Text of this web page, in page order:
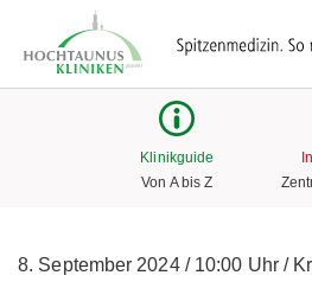
Klinikguide
Von A bis Z
8. September 2024 /10:00 Uhr/